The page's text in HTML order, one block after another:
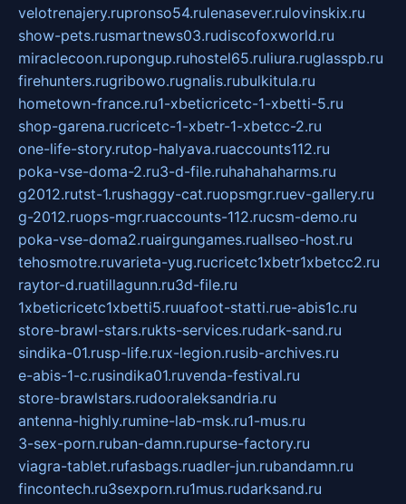
velotrenajery.rupronso54.rulenasever.rulovinskix.ru
show-pets.rusmartnews03.rudiscofoxworld.ru
miraclecoon.rupongup.ruhostel65.ruliura.ruglasspb.ru
firehunters.rugribowo.rugnalis.rubulkitula.ru
hometown-france.ru1-xbeticricetc-1-xbetti-5.ru
shop-garena.rucricetc-1-xbetr-1-xbetcc-2.ru
one-life-story.rutop-halyava.ruaccounts112.ru
poka-vse-doma-2.ru3-d-file.ruhahahaharms.ru
g2012.rutst-1.rushaggy-cat.ruopsmgr.ruev-gallery.ru
g-2012.ruops-mgr.ruaccounts-112.rucsm-demo.ru
poka-vse-doma2.ruairgungames.ruallseo-host.ru
tehosmotre.ruvarieta-yug.rucricetc1xbetr1xbetcc2.ru
raytor-d.ruatillagunn.ru3d-file.ru
1xbeticricetc1xbetti5.ruuafoot-statti.rue-abis1c.ru
store-brawl-stars.rukts-services.rudark-sand.ru
sindika-01.rusp-life.rux-legion.rusib-archives.ru
e-abis-1-c.rusindika01.ruvenda-festival.ru
store-brawlstars.rudooraleksandria.ru
antenna-highly.rumine-lab-msk.ru1-mus.ru
3-sex-porn.ruban-damn.rupurse-factory.ru
viagra-tablet.rufasbags.ruadler-jun.rubandamn.ru
fincontech.ru3sexporn.ru1mus.rudarksand.ru